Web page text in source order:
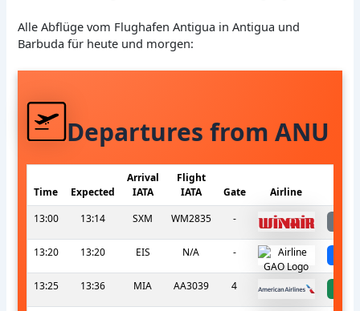
Alle Abflüge vom Flughafen Antigua in Antigua und
Barbuda für heute und morgen:
Departures from ANU
Time Expected
Arrival
IATA
Flight
IATA
Gate Airline
13:00
13:14 SXM WM2835 -
13:20 13:20 EIS N/A -
13:25 13:36 MIA AA3039 4